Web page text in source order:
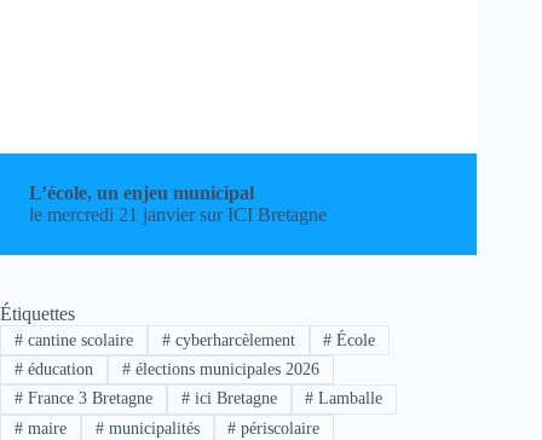
L’école, un enjeu municipal
le mercredi 21 janvier sur ICI Bretagne
Étiquettes
#cantine scolaire #cyberharcèlement # École
#éducation #élections municipales 2026
#France 3 Bretagne #ici Bretagne # Lamballe
#maire #municipalités # périscolaire